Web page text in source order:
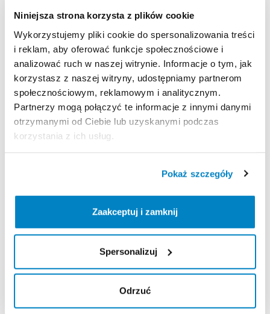
Niniejsza strona korzysta z plików cookie
Wykorzystujemy pliki cookie do spersonalizowania treści
i reklam, aby oferować funkcje społecznościowe i
analizować ruch w naszej witrynie. Informacje o tym, jak
korzystasz z naszej witryny, udostępniamy partnerom
społecznościowym, reklamowym i analitycznym.
Partnerzy mogą połączyć te informacje z innymi danymi
otrzymanymi od Ciebie lub uzyskanymi podczas
korzystania z ich usług.
Pokaż szczegóły
Zaakceptuj i zamknij
Spersonalizuj
Odrzuć
XL-es
méret: 190
Ha 2 méret határán állsz: Válaszd a kisebb méretet a
jobb irányíthatóság és nagyobb kényelem érdekében
(egyenesebb hát).
Választhatod
nagyobb méretet a
dinamikusabb
kerékpározásért
(nyújtott testhelyzet).
14 kg M-es méretben.
Zasady wypożyczenia
REGULAMIN
Regulamin wypożyczalni